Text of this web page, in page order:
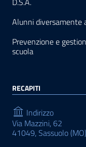
Alunni diversamente
Prevenzione e
scuola
RECAPITI
Indirizzo
Via Mazzini, 62
41049, Sassuolo (MO)